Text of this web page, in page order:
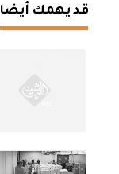
قد يهمك أيضا